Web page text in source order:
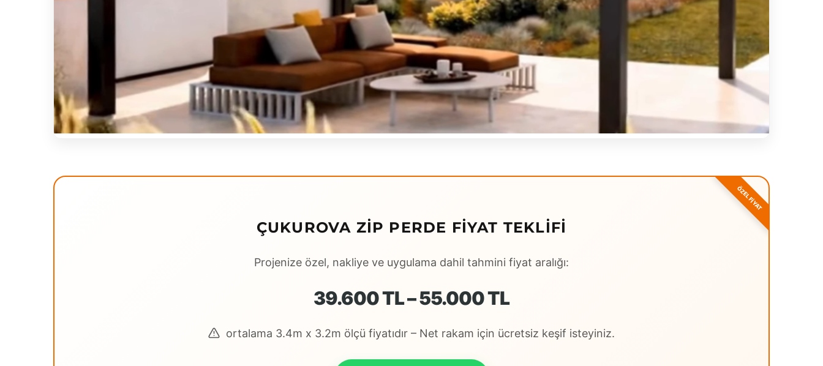
ÇUKUROVA ZIP PERDE FIYAT TEKLIFI
Projenize özel, nakliye ve uygulama dahil tahmini fiyat aralığı:
39.600 TL – 55.000 TL
ortalama 3.4m x 3.2m ölçü fiyatıdır – Net rakam için ücretsiz keşif isteyiniz.